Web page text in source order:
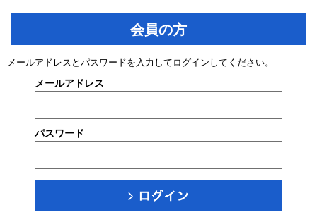
会員の方
メールアドレスとパスワードを入力してログインしてください。
メールアドレス
パスワード